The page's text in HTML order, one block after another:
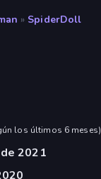
» SpiderDoll
los últimos 6 meses)
2021